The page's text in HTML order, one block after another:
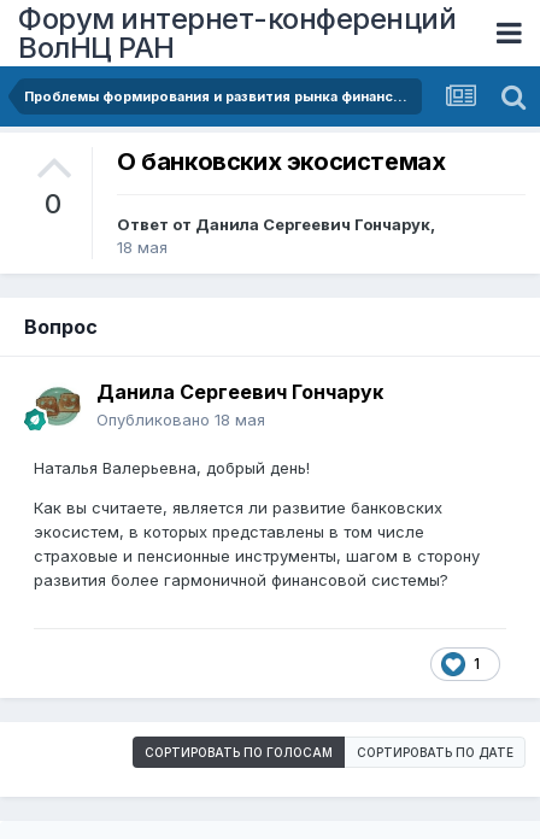
Форум интернет-конференций
ВолНЦ РАН
Проблемы формирования и развития рынка финансовых услуг
0
О банковских экосистемах
Ответ от Данила Сергеевич Гончарук,
18 мая
Вопрос
Данила Сергеевич Гончарук
Опубликовано 18 мая
Наталья Валерьевна, добрый день!
Как вы считаете, является ли развитие банковских
экосистем, в которых представлены в том числе
страховые и пенсионные инструменты, шагом в сторону
развития более гармоничной финансовой системы?
1
СОРТИРОВАТЬ ПО ГОЛОСАМ СОРТИРОВАТЬ ПО ДАТЕ